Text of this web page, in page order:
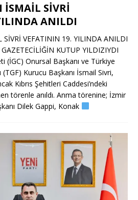
İSMAİL SİVRİ
ANILDI
SİVRİ VEFATININ 19. YILINDA ANILDI
KUTUP YILDIZIYDI
(İGC) Onursal Başkanı ve Türkiye
Kurucu Başkanı İsmail Sivri,
Kıbrıs Şehitleri Caddesi’ndeki
törenle anıldı. Anma törenine; İzmir
Dilek Gappi, Konak